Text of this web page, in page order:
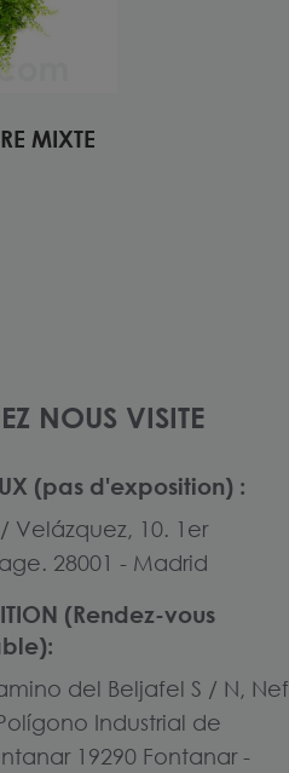
MIXTE
NOUS VISITE
(pas d'exposition) :
Velázquez, 10. 1er
28001 - Madrid
(Rendez-vous
del Beljafel S / N, Nef
Industrial de
19290 Fontanar -